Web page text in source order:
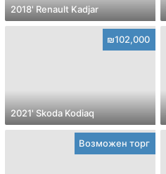
2018' Renault Kadjar
₪102,000
2021' Skoda Kodiaq
Возможен торг